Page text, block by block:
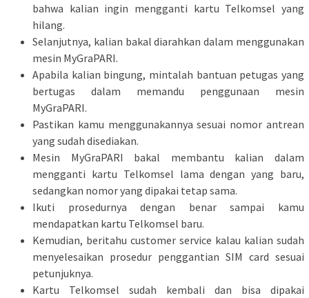
bahwa kalian ingin mengganti kartu Telkomsel yang
hilang.
Selanjutnya, kalian bakal diarahkan dalam menggunakan
mesin MyGraPARI.
Apabila kalian bingung, mintalah bantuan petugas yang
bertugas dalam memandu penggunaan mesin
MyGraPARI.
Pastikan kamu menggunakannya sesuai nomor antrean
yang sudah disediakan.
Mesin MyGraPARI bakal membantu kalian dalam
mengganti kartu Telkomsel lama dengan yang baru,
sedangkan nomor yang dipakai tetap sama.
Ikuti prosedurnya dengan benar sampai kamu
mendapatkan kartu Telkomsel baru.
Kemudian, beritahu customer service kalau kalian sudah
menyelesaikan prosedur penggantian SIM card sesuai
petunjuknya.
Kartu Telkomsel sudah kembali dan bisa dipakai